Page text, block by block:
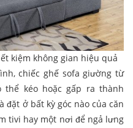
kiệm không gian hiệu quả
chiếc ghế sofa giường từ
kéo hoặc gấp ra thành
đặt ở bất kỳ góc nào của căn
tivi hay một nơi để ngả lưng